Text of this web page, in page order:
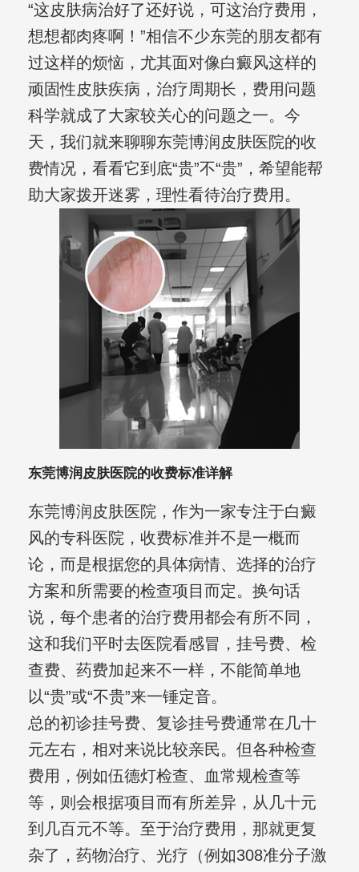
“这皮肤病治好了还好说，可这治疗费用，
想想都肉疼啊！”相信不少东莞的朋友都有
过这样的烦恼，尤其面对像白癜风这样的
顽固性皮肤疾病，治疗周期长，费用问题
科学就成了大家较关心的问题之一。今
天，我们就来聊聊东莞博润皮肤医院的收
费情况，看看它到底“贵”不“贵”，希望能帮
助大家拨开迷雾，理性看待治疗费用。
东莞博润皮肤医院的收费标准详解
东莞博润皮肤医院，作为一家专注于白癜
风的专科医院，收费标准并不是一概而
论，而是根据您的具体病情、选择的治疗
方案和所需要的检查项目而定。换句话
说，每个患者的治疗费用都会有所不同，
这和我们平时去医院看感冒，挂号费、检
查费、药费加起来不一样，不能简单地
以“贵”或“不贵”来一锤定音。
总的初诊挂号费、复诊挂号费通常在几十
元左右，相对来说比较亲民。但各种检查
费用，例如伍德灯检查、血常规检查等
等，则会根据项目而有所差异，从几十元
到几百元不等。至于治疗费用，那就更复
杂了，药物治疗、光疗（例如308准分子激